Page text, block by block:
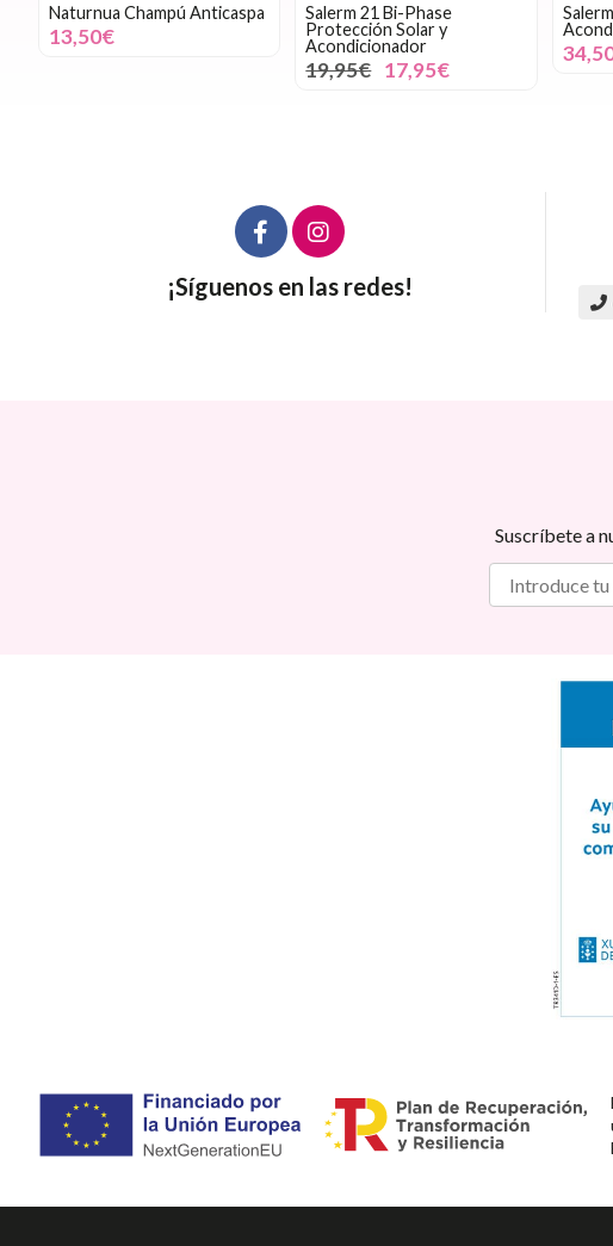
Naturnua Champú Anticaspa
13,50€
Salerm 21 Bi-Phase
Protección Solar y
Acondicionador
19,95€ 17,95€
¡Síguenos en las redes!
Suscríbete a